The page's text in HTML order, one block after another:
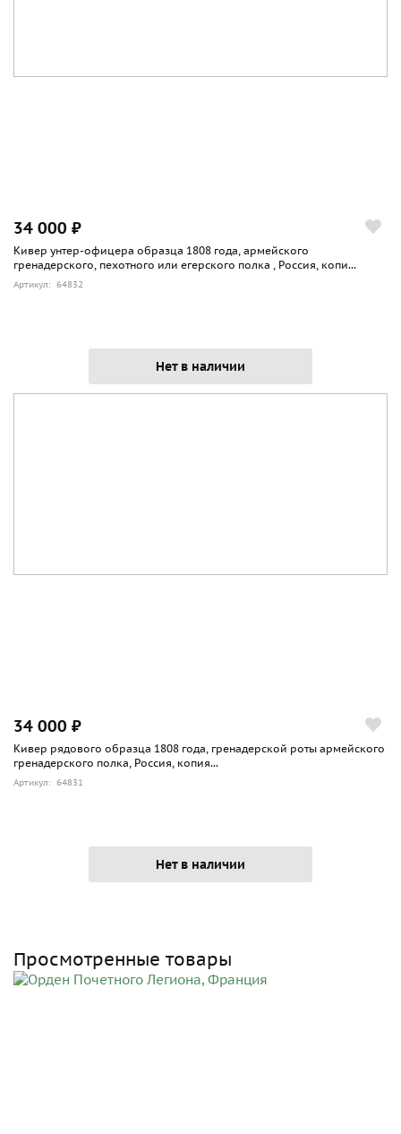
34 000 ₽
Кивер унтер-офицера образца 1808 года, армейского
гренадерского, пехотного или егерского полка , Россия, копи...
Артикул: 64832
Нет в наличии
34 000 ₽
Кивер рядового образца 1808 года, гренадерской роты армейского
гренадерского полка, Россия, копия...
Артикул: 64831
Нет в наличии
Просмотренные товары